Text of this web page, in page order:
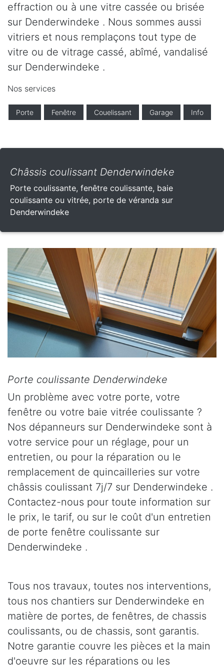
effraction ou à une vitre cassée ou brisée
sur Denderwindeke . Nous sommes aussi
vitriers et nous remplaçons tout type de
vitre ou de vitrage cassé, abîmé, vandalisé
sur Denderwindeke .
Nos services
Porte Fenêtre Couelissant Garage Info
Châssis coulissant Denderwindeke
Porte coulissante, fenêtre coulissante, baie
coulissante ou vitrée, porte de véranda sur
Denderwindeke
Porte coulissante Denderwindeke
Un problème avec votre porte, votre
fenêtre ou votre baie vitrée coulissante ?
Nos dépanneurs sur Denderwindeke sont à
votre service pour un réglage, pour un
entretien, ou pour la réparation ou le
remplacement de quincailleries sur votre
châssis coulissant 7j/7 sur Denderwindeke .
Contactez-nous pour toute information sur
le prix, le tarif, ou sur le coût d'un entretien
de porte fenêtre coulissante sur
Denderwindeke .
Tous nos travaux, toutes nos interventions,
tous nos chantiers sur Denderwindeke en
matière de portes, de fenêtres, de chassis
coulissants, ou de chassis, sont garantis.
Notre garantie couvre les pièces et la main
d'oeuvre sur les réparations ou les